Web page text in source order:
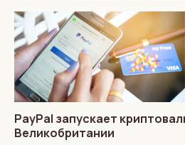
PayPal запускает
Великобритании